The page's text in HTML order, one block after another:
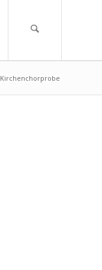
Kirchenchorprobe